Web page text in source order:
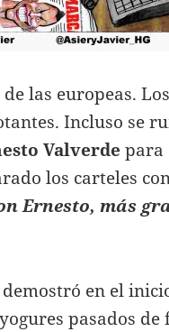
las europeas.
Incluso se
Valverde para
los carteles
Ernesto, más
demostró en el
pasados de